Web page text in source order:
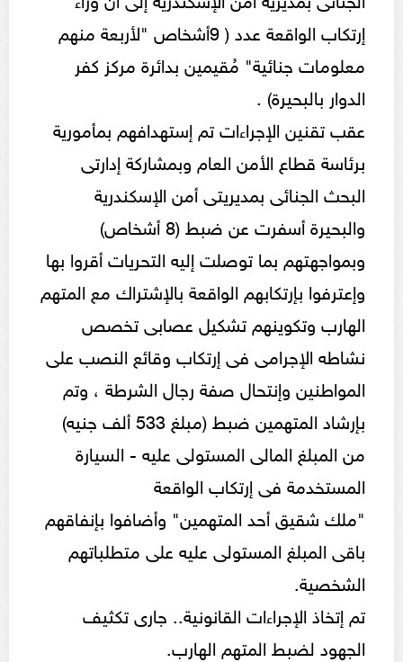
إرتكاب الواقعة عدد ( 9أشخاص "لأربعة منهم
معلومات جنائية" مُقيمين بدائرة مركز كفر
الدوار بالبحيرة) .
عقب تقنين الإجراءات تم إستهدافهم بمأمورية
برئاسة قطاع الأمن العام وبمشاركة إدارتى
البحث الجنائى بمديريتى أمن الإسكندرية
والبحيرة أسفرت عن ضبط (8 أشخاص)
وبمواجهتهم بما توصلت إليه التحريات أقروا بها
وإعترفوا بإرتكابهم الواقعة بالإشتراك مع المتهم
الهارب وتكوينهم تشكيل عصابى تخصص
نشاطه الإجرامى فى إرتكاب وقائع النصب على
المواطنين وإنتحال صفة رجال الشرطة ، وتم
بإرشاد المتهمين ضبط (مبلغ 533 ألف جنيه)
من المبلغ المالى المستولى عليه - السيارة
المستخدمة فى إرتكاب الواقعة
"ملك شقيق أحد المتهمين" وأضافوا بإنفاقهم
باقى المبلغ المستولى عليه على متطلباتهم
الشخصية.
تم إتخاذ الإجراءات القانونية.. جارى تكثيف
الجهود لضبط المتهم الهارب.